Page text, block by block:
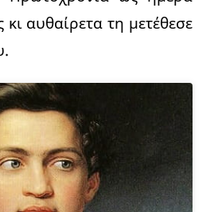
κι αυθαίρετα τη μετέθεσε